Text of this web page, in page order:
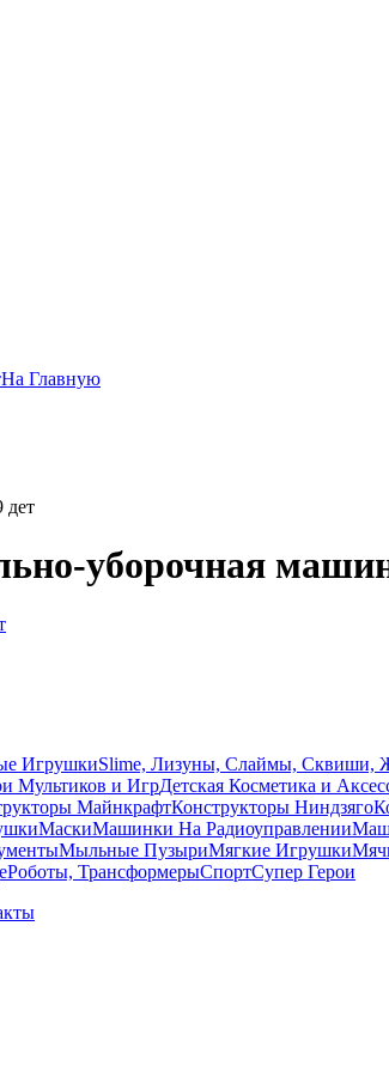
На Главную
дет
уборочная
ИгрушкиSlime, Лизуны, Слаймы, Сквиши,
Мультиков и ИгрДетcкая Косметика и
МайнкрафтКонструкторы Ниндзяго
МаскиМашинки На Радиоуправлении
Мыльные ПузыриМягкие Игрушки
Роботы, ТрансформерыСпортСупер Герои